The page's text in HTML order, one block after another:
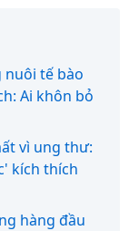
nuôi tế bào
Ai khôn bỏ
vì ung thư:
kích thích
hàng đầu